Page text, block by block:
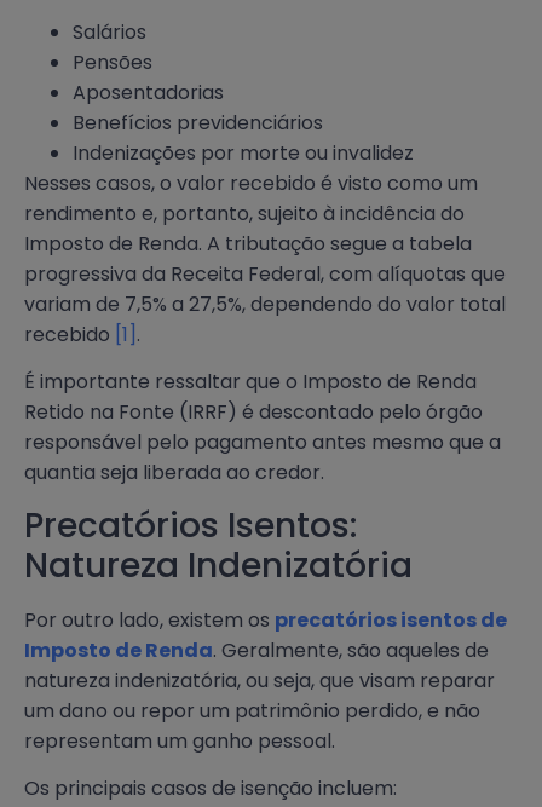
Salários
Pensões
Aposentadorias
Benefícios previdenciários
Indenizações por morte ou invalidez
Nesses casos, o valor recebido é visto como um
rendimento e, portanto, sujeito à incidência do
Imposto de Renda. A tributação segue a tabela
progressiva da Receita Federal, com alíquotas que
variam de 7,5% a 27,5%, dependendo do valor total
recebido [1] .
É importante ressaltar que o Imposto de Renda
Retido na Fonte (IRRF) é descontado pelo órgão
responsável pelo pagamento antes mesmo que a
quantia seja liberada ao credor.
Precatórios Isentos:
Natureza Indenizatória
Por outro lado, existem os precatórios isentos de
Imposto de Renda. Geralmente, são aqueles de
natureza indenizatória, ou seja, que visam reparar
um dano ou repor um patrimônio perdido, e não
representam um ganho pessoal.
Os principais casos de isenção incluem: